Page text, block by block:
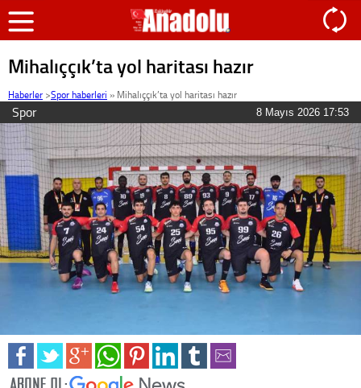
Mihalıççık’ta yol haritası hazır
Haberler >Spor haberleri » Mihalıççık’ta yol haritası hazır
Spor 8 Mayıs 2026 17:53